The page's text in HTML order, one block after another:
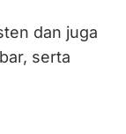
dan juga
serta